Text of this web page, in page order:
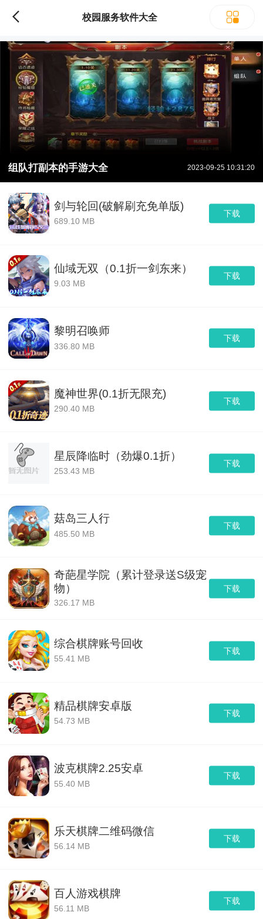
校园服务软件大全
组队打副本的手游大全 2023-09-25 10:31:20
下载
剑与轮回(破解刷充免单版)
689.10 MB
下载
仙域无双（0.1折一剑东来）
9.03 MB
下载
黎明召唤师
336.80 MB
下载
魔神世界(0.1折无限充)
290.40 MB
下载
星辰降临时（劲爆0.1折）
253.43 MB
下载
菇岛三人行
485.50 MB
下载
奇葩星学院（累计登录送S级宠
物）
326.17 MB
下载
综合棋牌账号回收
55.41 MB
下载
精品棋牌安卓版
54.73 MB
下载
波克棋牌2.25安卓
55.40 MB
下载
乐天棋牌二维码微信
56.14 MB
下载
百人游戏棋牌
56.11 MB